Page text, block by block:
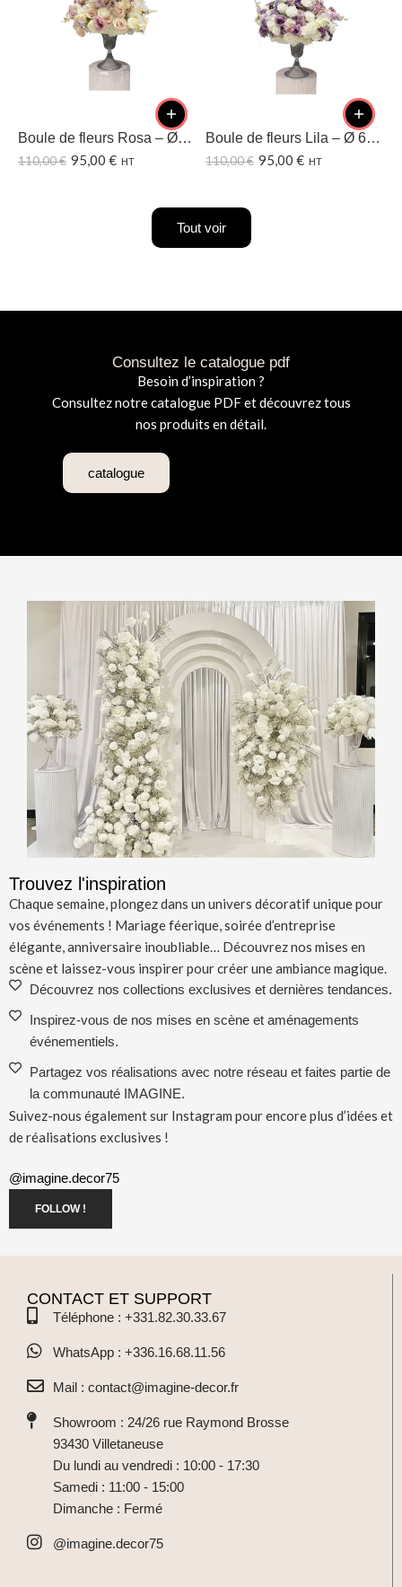
Boule de fleurs Rosa – Ø60 CM
110,00€ 95,00 € HT
Boule de fleurs Lila – Ø 60CM
110,00€ 95,00 € HT
Tout voir
Consultez le catalogue pdf
Besoin d’inspiration ?
Consultez notre catalogue PDF et découvrez tous
nos produits en détail.
catalogue
Trouvez l'inspiration
Chaque semaine, plongez dans un univers décoratif unique pour
vos événements ! Mariage féerique, soirée d’entreprise
élégante, anniversaire inoubliable… Découvrez nos mises en
scène et laissez-vous inspirer pour créer une ambiance magique.
Découvrez nos collections exclusives et dernières tendances.
Inspirez-vous de nos mises en scène et aménagements
événementiels.
Partagez vos réalisations avec notre réseau et faites partie de
la communauté IMAGINE.
Suivez-nous également sur Instagram pour encore plus d’idées et
de réalisations exclusives !
@imagine.decor75
FOLLOW !
CONTACT ET SUPPORT
Téléphone : +331.82.30.33.67
WhatsApp : +336.16.68.11.56
Mail : contact@imagine-decor.fr
Showroom : 24/26 rue Raymond Brosse
93430 Villetaneuse
Du lundi au vendredi : 10:00 - 17:30
Samedi : 11:00 - 15:00
Dimanche : Fermé
@imagine.decor75